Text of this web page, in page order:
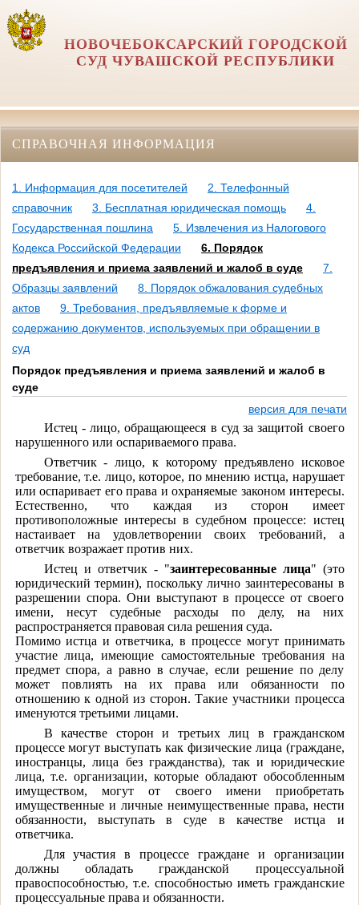
НОВОЧЕБОКСАРСКИЙ ГОРОДСКОЙ
СУД ЧУВАШСКОЙ РЕСПУБЛИКИ
СПРАВОЧНАЯ ИНФОРМАЦИЯ
1. Информация для посетителей
2. Телефонный
справочник
3. Бесплатная юридическая помощь
4.
Государственная пошлина
5. Извлечения из Налогового
Кодекса Российской Федерации
6. Порядок
предъявления и приема заявлений и жалоб в суде
7.
Образцы заявлений
8. Порядок обжалования судебных
актов
9. Требования, предъявляемые к форме и
содержанию документов, используемых при обращении в
суд
Порядок предъявления и приема заявлений и жалоб в
суде
версия для печати
Истец - лицо, обращающееся в суд за защитой своего
нарушенного или оспариваемого права.
Ответчик - лицо, к которому предъявлено исковое
требование, т.е. лицо, которое, по мнению истца, нарушает
или оспаривает его права и охраняемые законом интересы.
Естественно, что каждая из сторон имеет
противоположные интересы в судебном процессе: истец
настаивает на удовлетворении своих требований, а
ответчик возражает против них.
Истец и ответчик - "заинтересованные лица" (это
юридический термин), поскольку лично заинтересованы в
разрешении спора. Они выступают в процессе от своего
имени, несут судебные расходы по делу, на них
распространяется правовая сила решения суда.
Помимо истца и ответчика, в процессе могут принимать
участие лица, имеющие самостоятельные требования на
предмет спора, а равно в случае, если решение по делу
может повлиять на их права или обязанности по
отношению к одной из сторон. Такие участники процесса
именуются третьими лицами.
В качестве сторон и третьих лиц в гражданском
процессе могут выступать как физические лица (граждане,
иностранцы, лица без гражданства), так и юридические
лица, т.е. организации, которые обладают обособленным
имуществом, могут от своего имени приобретать
имущественные и личные неимущественные права, нести
обязанности, выступать в суде в качестве истца и
ответчика.
Для участия в процессе граждане и организации
должны обладать гражданской процессуальной
правоспособностью, т.е. способностью иметь гражданские
процессуальные права и обязанности.